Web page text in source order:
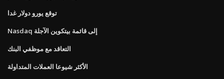
توقع يورو دولار غدا
Nasdaq إلى قائمة بيتكوين الآجلة
التعاقد مع موظفي البنك
الأكثر شيوعا العملات المتداولة